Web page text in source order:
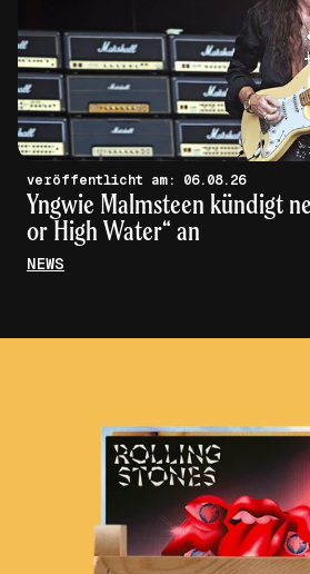
veröffentlicht am: 06.08.26
Yngwie Malmsteen kündigt
or High Water“ an
NEWS